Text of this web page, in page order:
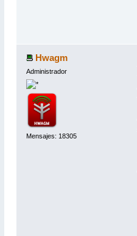
Hwagm
Administrador
Mensajes: 18305